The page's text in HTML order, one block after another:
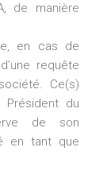
de manière
en cas de
requête
Ce(s)
Président du
de son
en tant que